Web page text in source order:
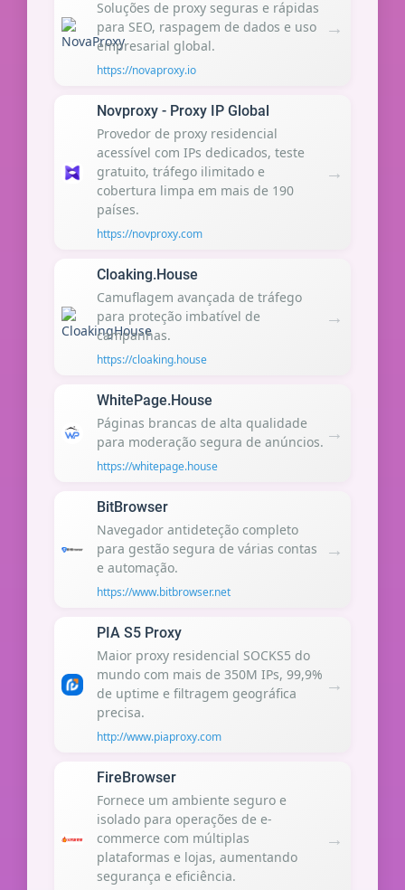
Soluções de proxy seguras e rápidas
para SEO, raspagem de dados e uso
empresarial global.
https://novaproxy.io
→
Novproxy - Proxy IP Global
Provedor de proxy residencial
acessível com IPs dedicados, teste
gratuito, tráfego ilimitado e
cobertura limpa em mais de 190
países.
https://novproxy.com
→
Cloaking.House
Camuflagem avançada de tráfego
para proteção imbatível de
campanhas.
https://cloaking.house
→
WhitePage.House
Páginas brancas de alta qualidade
para moderação segura de anúncios.
https://whitepage.house
→
BitBrowser
Navegador antideteção completo
para gestão segura de várias contas
e automação.
https://www.bitbrowser.net
→
PIA S5 Proxy
Maior proxy residencial SOCKS5 do
mundo com mais de 350M IPs, 99,9%
de uptime e filtragem geográfica
precisa.
http://www.piaproxy.com
→
FireBrowser
Fornece um ambiente seguro e
isolado para operações de e-
commerce com múltiplas
plataformas e lojas, aumentando
segurança e eficiência.
→